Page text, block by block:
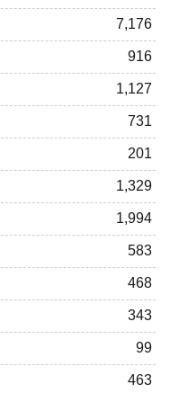
7,176
916
1,127
731
201
1,329
1,994
583
468
343
99
463